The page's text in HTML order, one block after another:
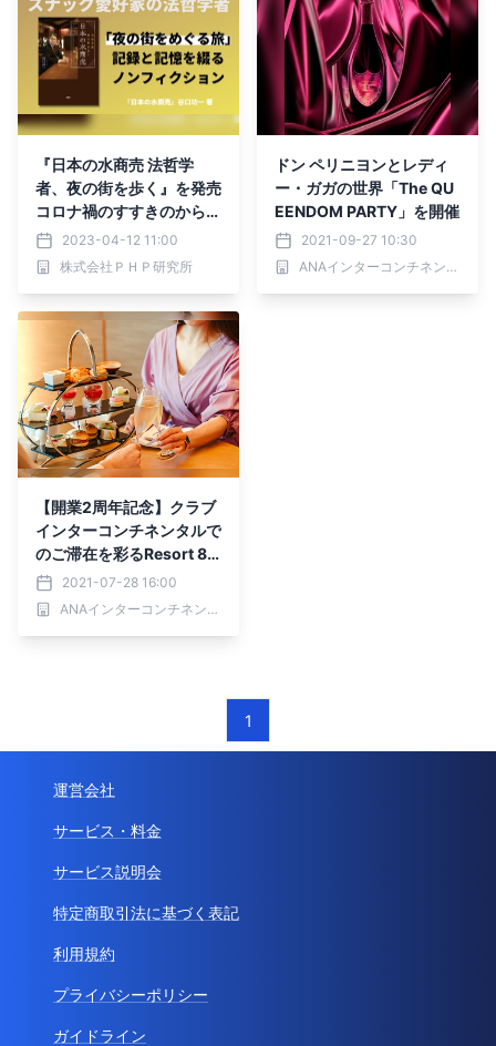
『日本の水商売 法哲学
者、夜の街を歩く』を発売
コロナ禍のすすきのから別
府まで、取材でみえてきた
もの
2023-04-12 11:00
株式会社ＰＨＰ研究所
ドン ペリニヨンとレディ
ー・ガガの世界「The QU
EENDOM PARTY」を開催
2021-09-27 10:30
ANAインターコンチネンタル別府リゾート＆スパ
【開業2周年記念】クラブ
インターコンチネンタルで
のご滞在を彩るResort 8
が誕生2021-07-28 16:00
ANAインターコンチネンタル別府リゾート＆スパ
1
運営会社
サービス・料金
サービス説明会
特定商取引法に基づく表記
利用規約
プライバシーポリシー
ガイドライン